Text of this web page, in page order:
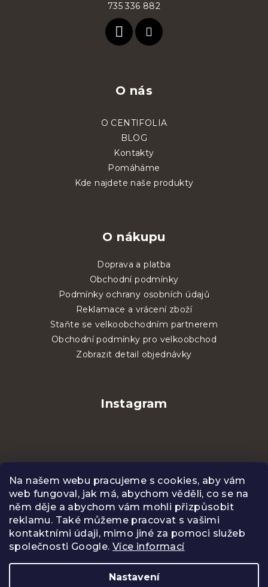
Na našem webu pracujeme s cookies, aby vám
web fungoval, jak má, abychom věděli, co se na
něm děje a abychom vám mohli přizpůsobit
reklamu. Také můžeme pracovat s vašimi
kontaktními údaji, mimo jiné za pomoci služeb
společnosti Google.Více informací
Nastavení
735 336 882
O nás
O CENTIFOLIA
BLOG
Kontakty
Pomáháme
Kde najdete naše produkty
O nákupu
Doprava a platba
Obchodní podmínky
Podmínky ochrany osobních údajů
Reklamace a vrácení zboží
Staňte se velkoobchodním partnerem
Obchodní podmínky pro velkoobchod
Zobrazit detail objednávky
Instagram
Sledovat na Instagramu